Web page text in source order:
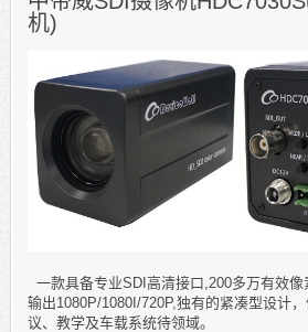
机)
一款具备专业SDI高清接口,200多万有效
输出1080P/1080I/720P,独有的紧凑型设计
议、教学及车载系统待领域。